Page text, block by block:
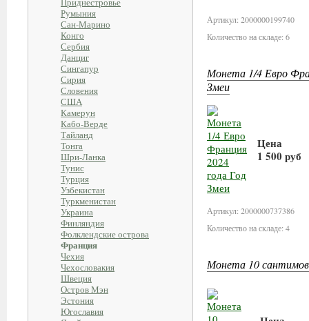
Румыния
Сан-Марино
Конго
Сербия
Данциг
Сингапур
Сирия
Словения
США
Камерун
Кабо-Верде
Тайланд
Тонга
Шри-Ланка
Тунис
Турция
Узбекистан
Туркменистан
Украина
Финляндия
Фолклендские острова
Франция
Чехия
Чехословакия
Швеция
Остров Мэн
Эстония
Югославия
Артикул: 2000000199740
Количество на складе: 6
Монета 1/4 Евро
Змеи
Цена
1 500 руб
Артикул: 2000000737386
Количество на складе: 4
Монета 10